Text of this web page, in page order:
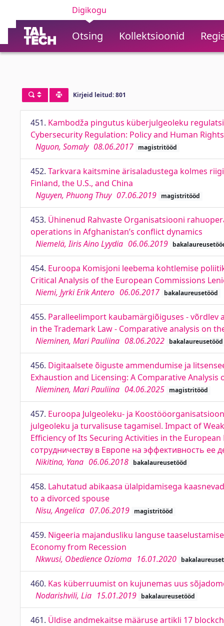
Digikogu
Otsing Kollektsioonid
Kirjeid leitud: 801
451. Kambodža pingutus küberjulgeoleku
Cybersecurity Regulation: Policy and Human
Nguon, Somaly 08.06.2017 magistritööd
452. Tarkvara kaitsmine ärisaladustega kolmes
Finland, the U.S., and China
Nguyen, Phuong Thuy 07.06.2019 magistritööd
453. Ühinenud Rahvaste Organisatsiooni
operations in Afghanistan’s conflict dynamics
Niemelä, Iiris Aino Lyydia 06.06.2019
454. Euroopa Komisjoni leebema kohtlemise
Critical Analysis of the European Commissions
Niemi, Jyrki Erik Antero 06.06.2017 bakalaureusetööd
455. Paralleelimport kaubamärgiõiguses - võrdlev
in the Trademark Law - Comparative analysis on
Nieminen, Mari Pauliina 08.06.2022 bakalaureusetööd
456. Digitaalsete õiguste ammendumise ja
Exhaustion and Licensing: A Comparative Analysis
Nieminen, Mari Pauliina 04.06.2025 magistritööd
457. Euroopa Julgeoleku- ja
julgeoleku ja turvalisuse tagamisel. Impact of
Efficiency of Its Securing Activities in the
сотрудничеству в Европе на эффективность ее
Nikitina, Yana 06.06.2018 bakalaureusetööd
458. Lahutatud abikaasa ülalpidamisega
to a divorced spouse
Nisu, Angelica 07.06.2019 magistritööd
459. Nigeeria majandusliku languse
Economy from Recession
Nkwusi, Obedience Ozioma 16.01.2020
460. Kas küberruumist on kujunemas uus
Nodarishvili, Lia 15.01.2019 bakalaureusetööd
461. Üldise andmekaitse määruse artikli 17